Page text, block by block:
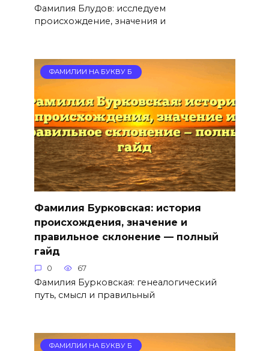
Фамилия Блудов: исследуем
происхождение, значения и
ФАМИЛИИ НА БУКВУ Б
Фамилия Бурковская: история
происхождения, значение и
правильное склонение — полный
гайд
0 67
Фамилия Бурковская: генеалогический
путь, смысл и правильный
ФАМИЛИИ НА БУКВУ Б